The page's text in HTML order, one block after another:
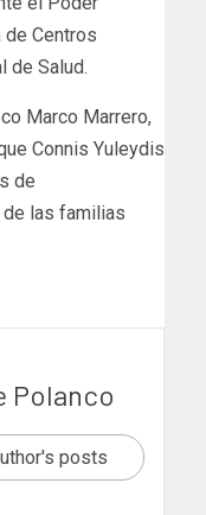
de Centros
de Salud.
Marco Marrero,
Connis Yuleydis
de
las familias
Polanco
posts